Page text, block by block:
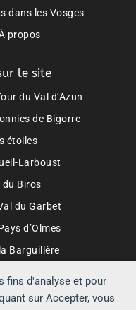
fins d'analyse et pour
sur Accepter, vous
dans les Vosges
propos
le site
du Val d’Azun
de Bigorre
étoiles
Larboust
du Biros
du Garbet
d’Olmes
Barguillère
du Tauch